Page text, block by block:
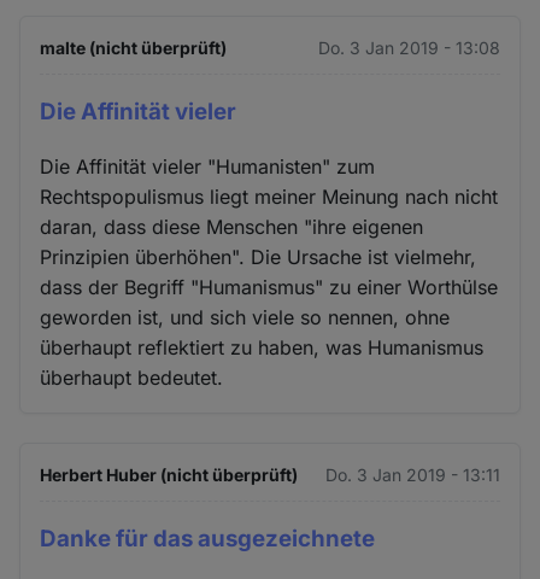
malte (nicht überprüft) Do. 3 Jan 2019 - 13:08
Die Affinität vieler
Die Affinität vieler "Humanisten" zum
Rechtspopulismus liegt meiner Meinung nach nicht
daran, dass diese Menschen "ihre eigenen
Prinzipien überhöhen". Die Ursache ist vielmehr,
dass der Begriff "Humanismus" zu einer Worthülse
geworden ist, und sich viele so nennen, ohne
überhaupt reflektiert zu haben, was Humanismus
überhaupt bedeutet.
Herbert Huber (nicht überprüft) Do. 3 Jan 2019 - 13:11
Danke für das ausgezeichnete